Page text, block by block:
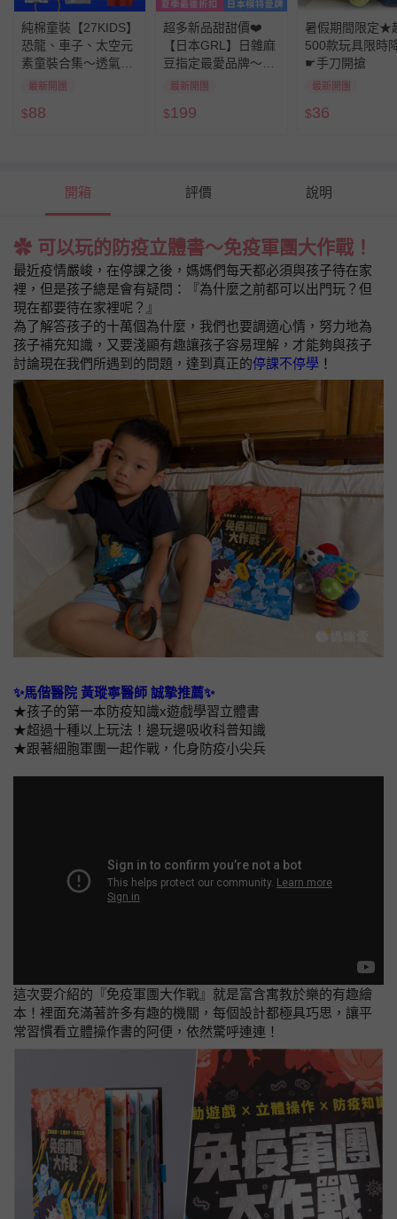
純棉童裝【27KIDS】
恐龍、車子、太空元
素童裝合集～透氣親
膚，柔軟舒適，開學
最新開團
$88
超多新品甜甜價❤️
【日本GRL】日雜麻
豆指定最愛品牌～夏
季大特價！
最新開團
$199
暑假期間限定★
500款玩具限時
☛手刀開搶
最新開團
$36
開箱 評價 說明
✿ 可以玩的防疫立體書～免疫軍團大作戰！
最近疫情嚴峻，在停課之後，媽媽們每天都必須與孩子待在家
裡，但是孩子總是會有疑問：『為什麼之前都可以出門玩？但
現在都要待在家裡呢？』
為了解答孩子的十萬個為什麼，我們也要調適心情，努力地為
孩子補充知識，又要淺顯有趣讓孩子容易理解，才能夠與孩子
討論現在我們所遇到的問題，達到真正的停課不停學 ！
✨馬偕醫院 黃瑽寧醫師 誠摯推薦✨
★孩子的第一本防疫知識x遊戲學習立體書
★超過十種以上玩法！邊玩邊吸收科普知識
★跟著細胞軍團一起作戰，化身防疫小尖兵
這次要介紹的『免疫軍團大作戰』就是富含寓教於樂的有趣繪
本！裡面充滿著許多有趣的機關，每個設計都極具巧思，讓平
常習慣看立體操作書的阿便，依然驚呼連連！